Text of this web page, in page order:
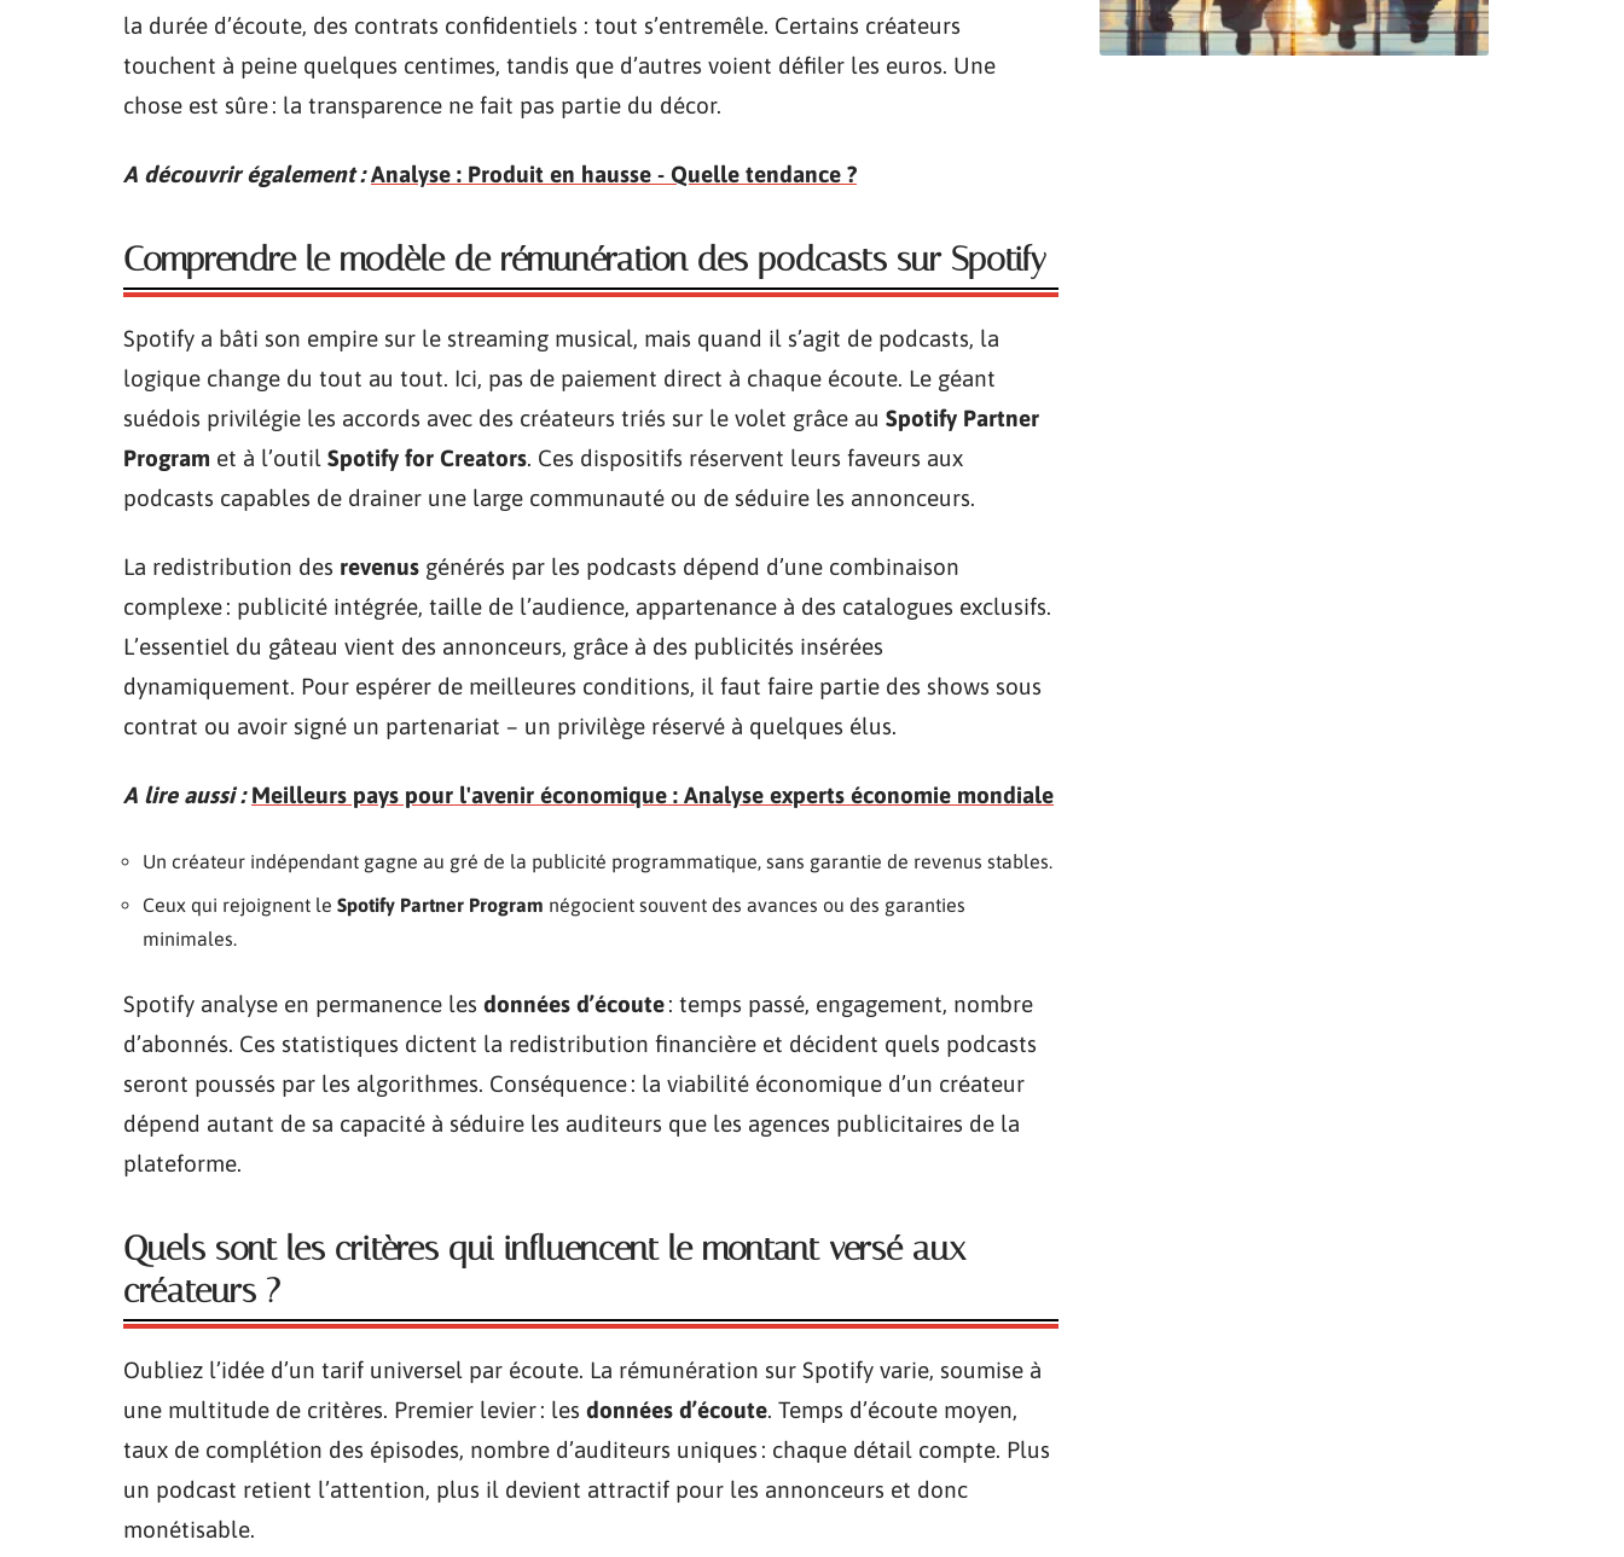
la durée d’écoute, des contrats confidentiels : tout s’entremêle. Certains créateurs
touchent à peine quelques centimes, tandis que d’autres voient défiler les euros. Une
chose est sûre : la transparence ne fait pas partie du décor.
A découvrir également : Analyse : Produit en hausse - Quelle tendance ?
Comprendre le modèle de rémunération des podcasts sur Spotify
Spotify a bâti son empire sur le streaming musical, mais quand il s’agit de podcasts, la
logique change du tout au tout. Ici, pas de paiement direct à chaque écoute. Le géant
suédois privilégie les accords avec des créateurs triés sur le volet grâce au Spotify Partner
Program et à l’outil Spotify for Creators. Ces dispositifs réservent leurs faveurs aux
podcasts capables de drainer une large communauté ou de séduire les annonceurs.
La redistribution des revenus générés par les podcasts dépend d’une combinaison
complexe : publicité intégrée, taille de l’audience, appartenance à des catalogues exclusifs.
L’essentiel du gâteau vient des annonceurs, grâce à des publicités insérées
dynamiquement. Pour espérer de meilleures conditions, il faut faire partie des shows sous
contrat ou avoir signé un partenariat – un privilège réservé à quelques élus.
A lire aussi : Meilleurs pays pour l'avenir économique : Analyse experts économie mondiale
Un créateur indépendant gagne au gré de la publicité programmatique, sans garantie de revenus stables.
Ceux qui rejoignent le Spotify Partner Program négocient souvent des avances ou des garanties
minimales.
Spotify analyse en permanence les données d’écoute: temps passé, engagement, nombre
d’abonnés. Ces statistiques dictent la redistribution financière et décident quels podcasts
seront poussés par les algorithmes. Conséquence : la viabilité économique d’un créateur
dépend autant de sa capacité à séduire les auditeurs que les agences publicitaires de la
plateforme.
Quels sont les critères qui influencent le montant versé aux
créateurs ?
Oubliez l’idée d’un tarif universel par écoute. La rémunération sur Spotify varie, soumise à
une multitude de critères. Premier levier : les données d’écoute. Temps d’écoute moyen,
taux de complétion des épisodes, nombre d’auditeurs uniques : chaque détail compte. Plus
un podcast retient l’attention, plus il devient attractif pour les annonceurs et donc
monétisable.